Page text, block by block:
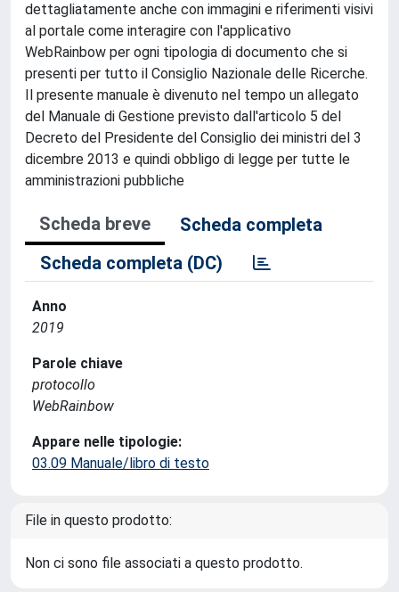
dettagliatamente anche con immagini e riferimenti visivi
al portale come interagire con l'applicativo
WebRainbow per ogni tipologia di documento che si
presenti per tutto il Consiglio Nazionale delle Ricerche.
Il presente manuale è divenuto nel tempo un allegato
del Manuale di Gestione previsto dall'articolo 5 del
Decreto del Presidente del Consiglio dei ministri del 3
dicembre 2013 e quindi obbligo di legge per tutte le
amministrazioni pubbliche
Scheda breve
Scheda completa
Scheda completa (DC)
Anno
2019
Parole chiave
protocollo
WebRainbow
Appare nelle tipologie:
03.09 Manuale/libro di testo
File in questo prodotto:
Non ci sono file associati a questo prodotto.